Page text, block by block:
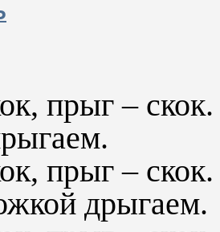
прыг –
прыг – скок.
дрыгаем.